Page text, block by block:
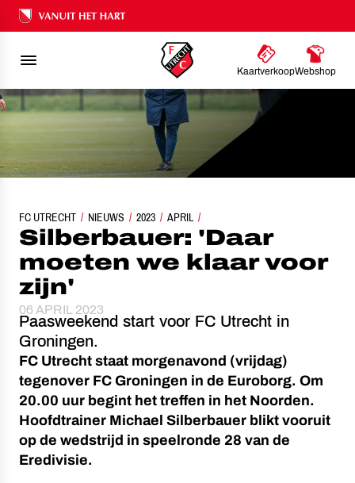
Ons nalatenschap
KaartverkoopWebshop
FC UTRECHT NIEUWS 2023 APRIL
SILBERBAUER: 'DAAR MOETEN WE KLAAR VOOR ZIJN'
Silberbauer: 'Daar
moeten we klaar voor
zijn'
06 APRIL 2023
Paasweekend start voor FC Utrecht in
Groningen.
FC Utrecht staat morgenavond (vrijdag)
tegenover FC Groningen in de Euroborg. Om
20.00 uur begint het treffen in het Noorden.
Hoofdtrainer Michael Silberbauer blikt vooruit
op de wedstrijd in speelronde 28 van de
Eredivisie.